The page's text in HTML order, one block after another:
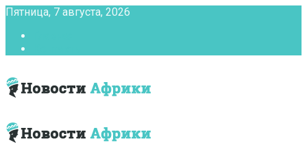
Пятница, 7 августа, 2026